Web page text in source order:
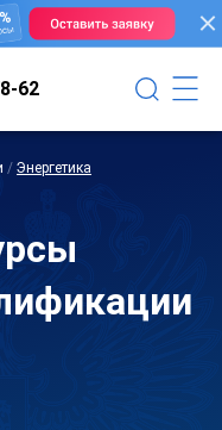
62
/ Энергетика